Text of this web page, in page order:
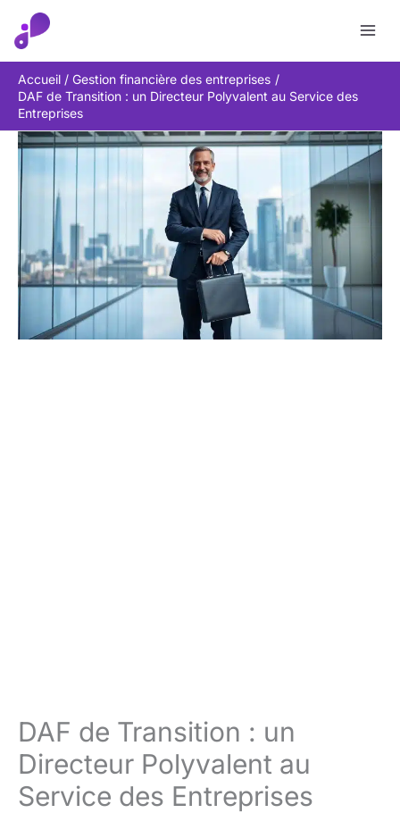
Accueil
Gestion financière des entreprises
DAF de Transition : un Directeur Polyvalent au Service des
Entreprises
DAF de Transition : un
Directeur Polyvalent au
Service des Entreprises
Rechercher